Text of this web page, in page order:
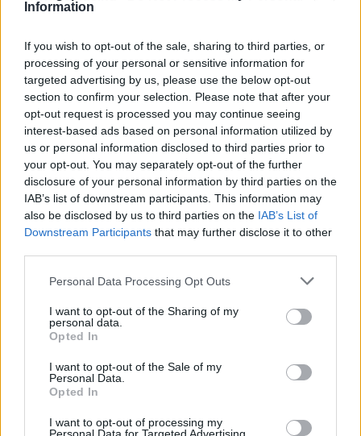
Information
If you wish to opt-out of the sale, sharing to third parties, or
processing of your personal or sensitive information for
targeted advertising by us, please use the below opt-out
section to confirm your selection. Please note that after your
opt-out request is processed you may continue seeing
interest-based ads based on personal information utilized by
us or personal information disclosed to third parties prior to
your opt-out. You may separately opt-out of the further
disclosure of your personal information by third parties on the
IAB’s list of downstream participants. This information may
also be disclosed by us to third parties on the IAB’s List of
Downstream Participants that may further disclose it to other
Please note that this website/app uses one or more Google
not limited to your visit or usage behaviour. You may click to
grant or deny consent to Google and its third-party tags to
use your data for below specified purposes in below Google
consent section.
Personal Data Processing Opt Outs
I want to opt-out of the Sharing of my
personal data.
Opted In
I want to opt-out of the Sale of my
Personal Data.
Opted In
I want to opt-out of processing my
hangulata – Jön a második forduló! (X)
sorozat.
Címkék: #magicians: the devil’s deal
#xbox games showcase
#game pass
#bioshock #uppercut games
#focus
entertainment
#xbox series x/s #pc #ps5
Visszatér a démonokkal sújtott